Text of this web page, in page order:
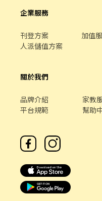
企業服務
刊登方案 加值
人派儲值方案
關於我們
品牌介紹 家教
平台規範
幫助